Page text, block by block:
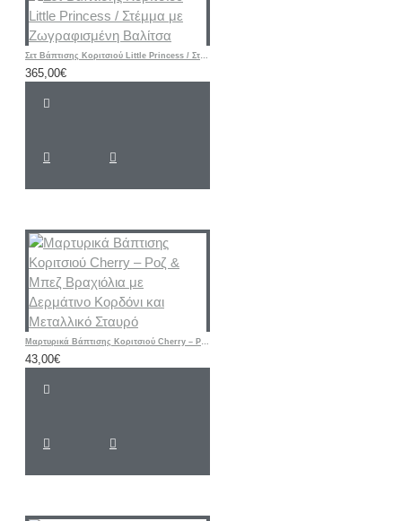
Σετ Βάπτισης Κοριτσιού Little Princess / Στέμμα με Ζωγραφισμένη Βαλίτσα
365,00€
Μαρτυρικά Βάπτισης Κοριτσιού Cherry – Ροζ & Μπεζ Βραχιόλια με Δερμάτινο Κορδόνι και Μεταλλικό Σταυρό
43,00€